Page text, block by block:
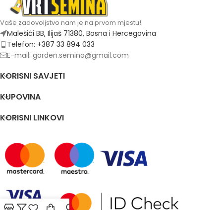
Vaše zadovoljstvo nam je na prvom mjestu!
Malešići BB, Ilijaš 71380, Bosna i Hercegovina
Telefon: +387 33 894 033
E-mail: garden.semina@gmail.com
KORISNI SAVJETI
KUPOVINA
KORISNI LINKOVI